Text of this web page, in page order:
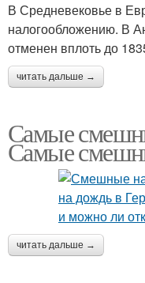
В Средневековье в
налогообложению. В
отменен вплоть до
читать дальше →
Самые
Самые
читать дальше →